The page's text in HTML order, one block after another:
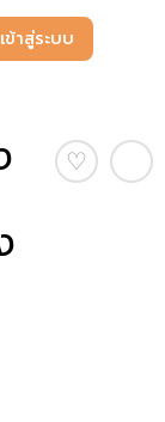
เข้าสู่ระบบ
♡